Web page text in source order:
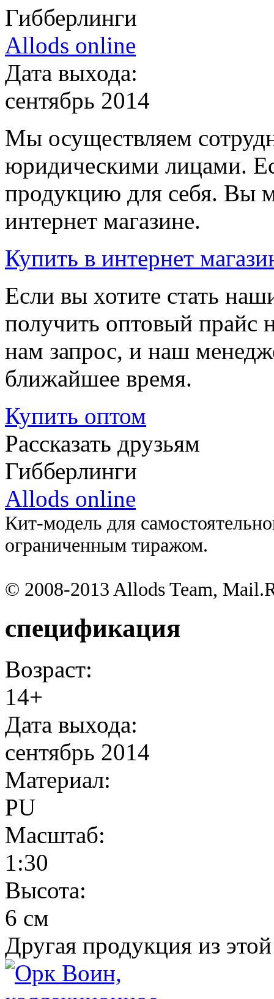
Гибберлинги
Allods online
Дата выхода:
сентябрь 2014
Мы осуществляем
юридическими лицами.
продукцию для себя. Вы
интернет магазине.
Купить в интернет
Если вы хотите стать
получить оптовый
нам запрос, и наш
ближайшее время.
Купить оптом
Рассказать друзьям
Гибберлинги
Allods online
Кит-модель для
ограниченным тиражом.
© 2008-2013 Allods Team,
спецификация
Возраст:
14+
Дата выхода:
сентябрь 2014
Материал:
PU
Масштаб:
1:30
Высота:
6 см
Другая продукция из